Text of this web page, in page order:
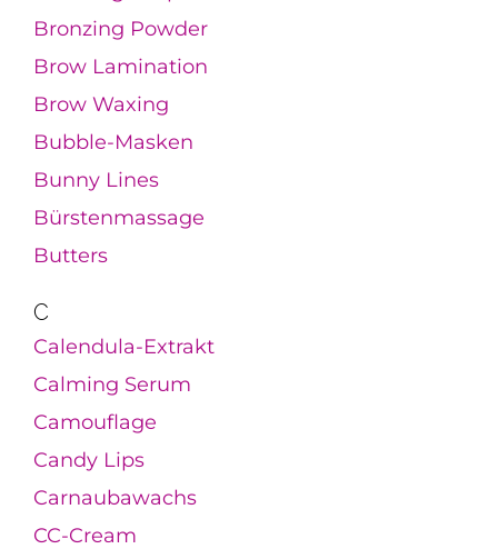
Bronzing Powder
Brow Lamination
Brow Waxing
Bubble-Masken
Bunny Lines
Bürstenmassage
Butters
C
Calendula-Extrakt
Calming Serum
Camouflage
Candy Lips
Carnaubawachs
CC-Cream